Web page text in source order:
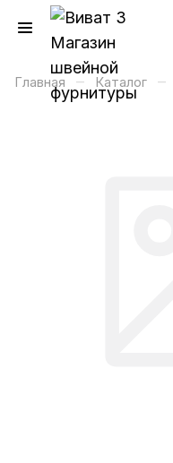
Главная – Каталог –